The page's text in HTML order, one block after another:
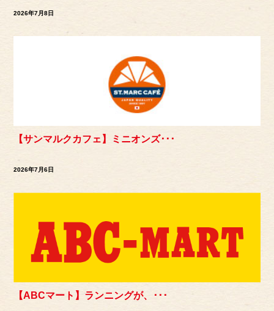
2026年7月8日
【サンマルクカフェ】ミニオンズ･･･
2026年7月6日
【ABCマート】ランニングが、･･･